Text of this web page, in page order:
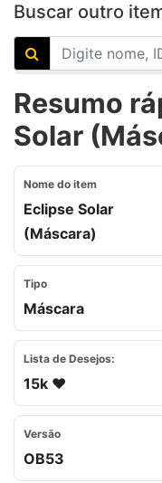
Buscar outro
Resumo
Solar
Nome do item
Eclipse Solar
(Máscara)
Tipo
Máscara
Lista de Desejos:
15k ❤️
Versão
OB53